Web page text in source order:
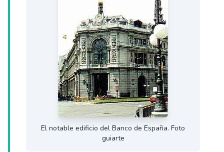
El notable edificio del Banco de España. Foto
guiarte